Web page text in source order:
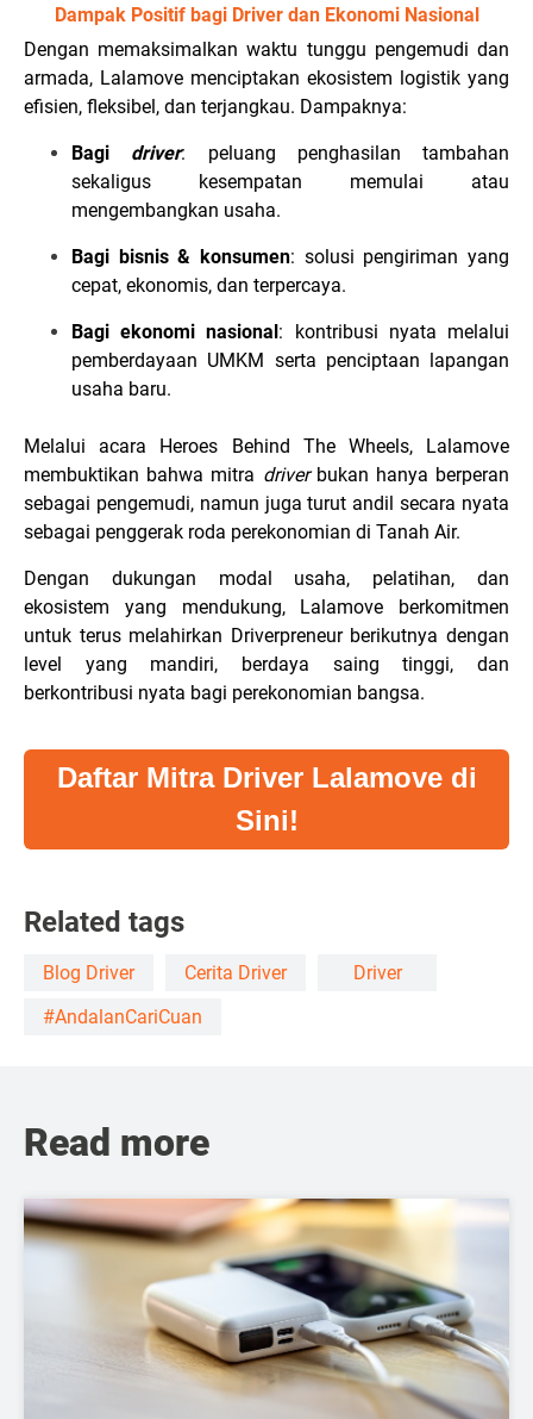
Dampak Positif bagi Driver dan Ekonomi Nasional
Dengan memaksimalkan waktu tunggu pengemudi dan
armada, Lalamove menciptakan ekosistem logistik yang
efisien, fleksibel, dan terjangkau. Dampaknya:
Bagi driver: peluang penghasilan tambahan
sekaligus kesempatan memulai atau
mengembangkan usaha.
Bagi bisnis & konsumen: solusi pengiriman yang
cepat, ekonomis, dan terpercaya.
Bagi ekonomi nasional: kontribusi nyata melalui
pemberdayaan UMKM serta penciptaan lapangan
usaha baru.
Melalui acara Heroes Behind The Wheels, Lalamove
membuktikan bahwa mitra driver bukan hanya berperan
sebagai pengemudi, namun juga turut andil secara nyata
sebagai penggerak roda perekonomian di Tanah Air.
Dengan dukungan modal usaha, pelatihan, dan
ekosistem yang mendukung, Lalamove berkomitmen
untuk terus melahirkan Driverpreneur berikutnya dengan
level yang mandiri, berdaya saing tinggi, dan
berkontribusi nyata bagi perekonomian bangsa.
Daftar Mitra Driver Lalamove di
Sini!
Related tags
Blog Driver Cerita Driver
Driver
#AndalanCariCuan
Read more